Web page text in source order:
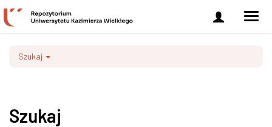
Zaloguj
się
Szukaj
Szukaj